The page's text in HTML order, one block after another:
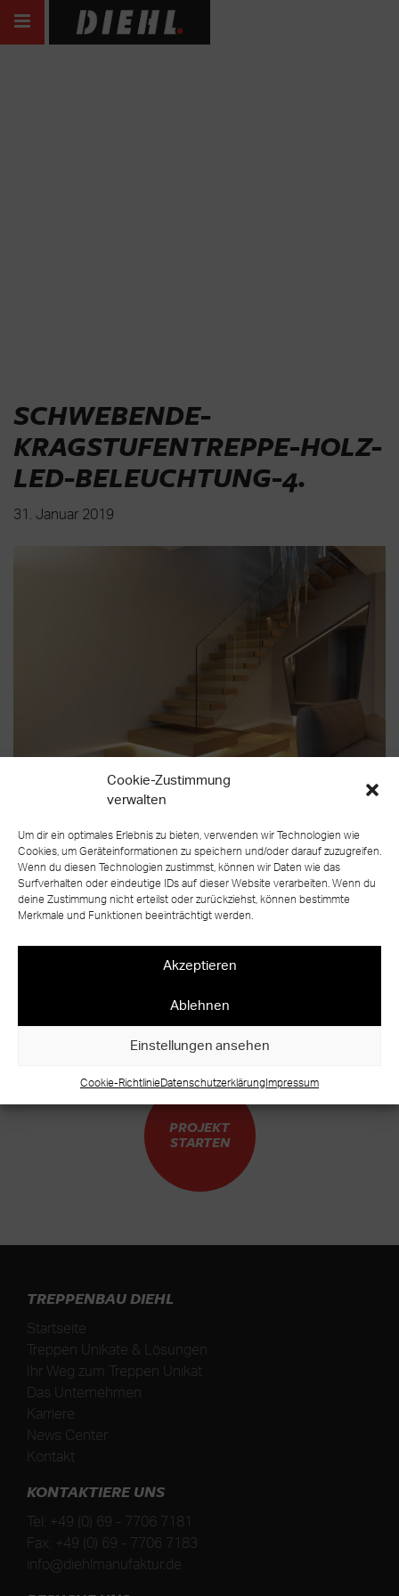
Cookie-Zustimmung
verwalten
Um dir ein optimales Erlebnis zu bieten, verwenden wir Technologien wie
Cookies, um Geräteinformationen zu speichern und/oder darauf zuzugreifen.
Wenn du diesen Technologien zustimmst, können wir Daten wie das
Surfverhalten oder eindeutige IDs auf dieser Website verarbeiten. Wenn du
deine Zustimmung nicht erteilst oder zurückziehst, können bestimmte
Merkmale und Funktionen beeinträchtigt werden.
Akzeptieren
Ablehnen
Einstellungen ansehen
Cookie-RichtlinieDatenschutzerklärungImpressum
SCHWEBENDE-
KRAGSTUFENTREPPE-HOLZ-
LED-BELEUCHTUNG-4.
31. Januar 2019
zurück zur Übersicht
BEREIT FÜR IHR EIGENES TREPPEN
UNIKAT?
WARUM WARTEN?
PROJEKT
STARTEN
TREPPENBAU DIEHL
Startseite
Treppen Unikate & Lösungen
Ihr Weg zum Treppen Unikat
Das Unternehmen
Karriere
News Center
Kontakt
KONTAKTIERE UNS
Tel: +49 (0) 69 - 7706 7181
Fax: +49 (0) 69 - 7706 7183
info@diehlmanufaktur.de